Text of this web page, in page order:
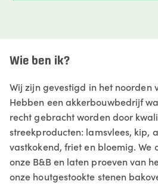
Wie ben ik?
Wij zijn gevestigd in het noorden
Hebben een akkerbouwbedrijf
recht gebracht worden door
streekproducten: lamsvlees, kip,
vastkokend, friet en bloemig. We
onze B&B en laten proeven van
onze houtgestookte stenen